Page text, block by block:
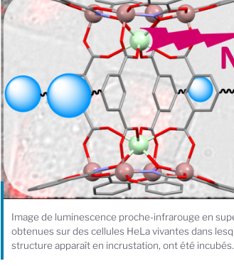
Image de luminescence proche-infrarouge en
obtenues sur des cellules HeLa vivantes dans
structure apparaît en incrustation, ont été